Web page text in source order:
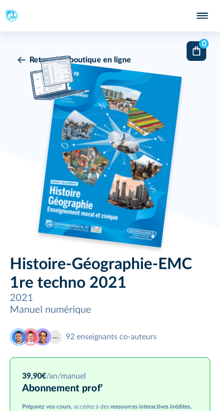
Retour à la boutique en ligne
Histoire-Géographie-EMC
1re techno 2021
2021
Manuel numérique
92 enseignants co-auteurs
39,90€/an/manuel
Abonnement prof'
Préparez vos cours, accédez à des ressources interactives inédites,
0